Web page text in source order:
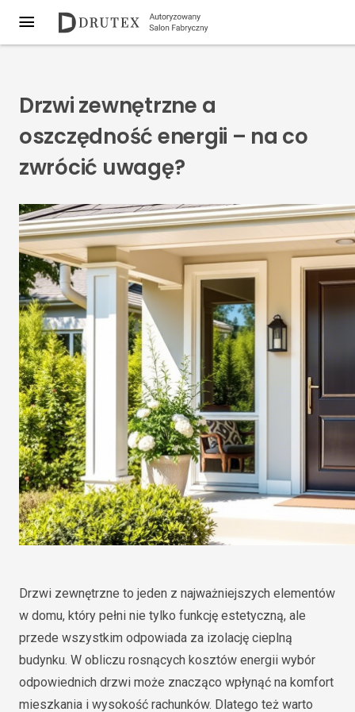
Drzwi zewnętrzne a
oszczędność energii – na co
zwrócić uwagę?
Drzwi zewnętrzne to jeden z najważniejszych elementów
w domu, który pełni nie tylko funkcję estetyczną, ale
przede wszystkim odpowiada za izolację cieplną
budynku. W obliczu rosnących kosztów energii wybór
odpowiednich drzwi może znacząco wpłynąć na komfort
mieszkania i wysokość rachunków. Dlatego też warto